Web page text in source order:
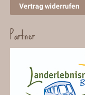
Vertrag widerrufen
Partner